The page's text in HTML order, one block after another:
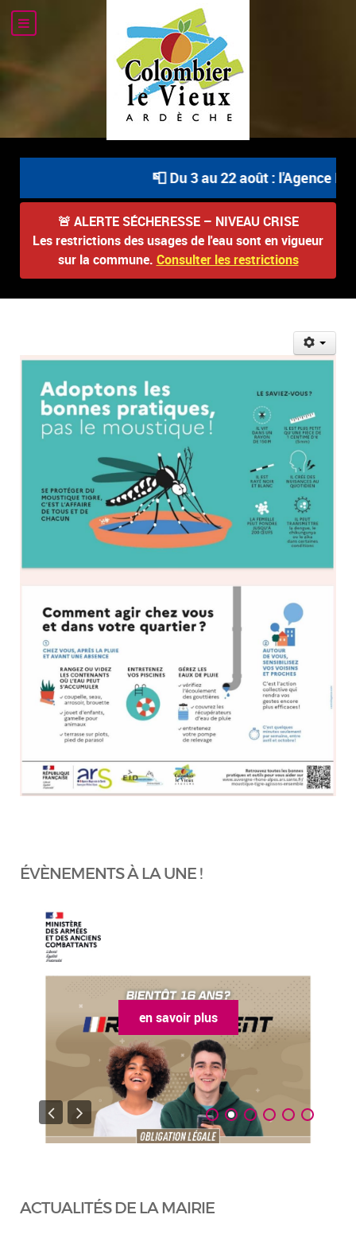
📮 Du 3 au 22 août : l'Agence
🚨 ALERTE SÉCHERESSE – NIVEAU CRISE
Les restrictions des usages de l'eau sont en vigueur
sur la commune. Consulter les restrictions
ÉVÈNEMENTS À LA UNE !
en savoir plus
ACTUALITÉS DE LA MAIRIE